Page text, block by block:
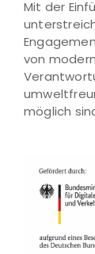
Mit der
von
möglich